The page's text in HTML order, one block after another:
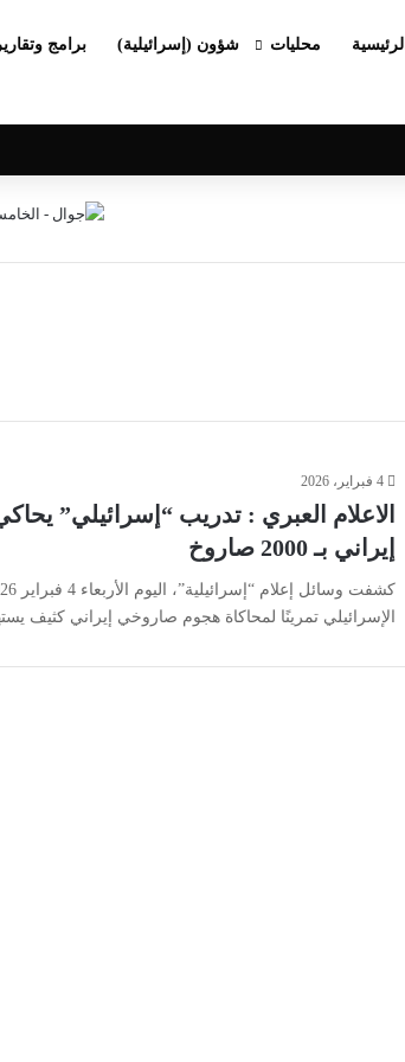
الرئيسية محليات شؤون (إسرائيلية) برامج وتقارير
4 فبراير، 2026
‌الاعلام العبري : تدريب “إسرائيلي”
إيراني بـ 2000 صاروخ
الإسرائيلي تمرينًا لمحاكاة هجوم صاروخي إيراني كثيف